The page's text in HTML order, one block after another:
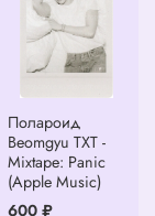
Полароид
Beomgyu TXT -
Mixtape: Panic
(Apple Music)
600 ₽